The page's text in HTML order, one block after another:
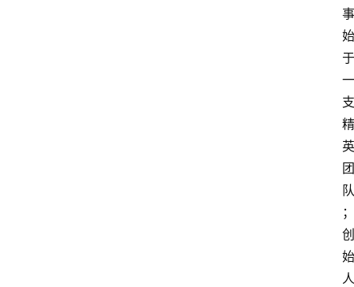
事
始
于
一
支
精
英
团
队
；
创
始
人